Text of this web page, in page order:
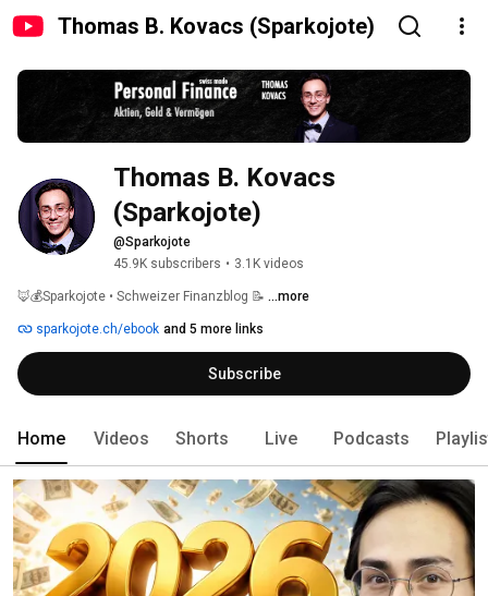
Thomas B. Kovacs (Sparkojote)
Thomas B. Kovacs
(Sparkojote)
@Sparkojote
45.9K subscribers • 3.1K videos
🦊💰Sparkojote • Schweizer Finanzblog 📝 ...more
sparkojote.ch/ebook and 5 more links
Subscribe
Home Videos Shorts Live Podcasts